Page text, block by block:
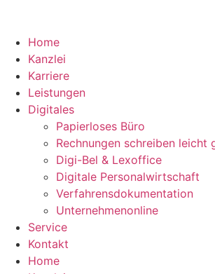
springenHome
Kanzlei
Karriere
Leistungen
Digitales
Papierloses Büro
Rechnungen schreiben leicht
Digi-Bel & Lexoffice
Digitale Personalwirtschaft
Verfahrensdokumentation
Unternehmenonline
Service
Kontakt
Home